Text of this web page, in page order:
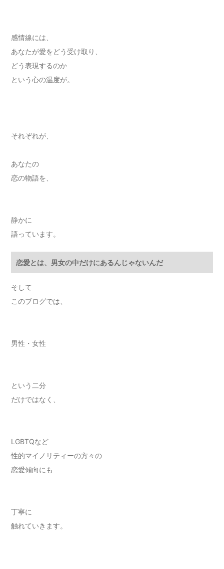
感情線には、
あなたが愛をどう受け取り、
どう表現するのか
という心の温度が。
それぞれが、
あなたの
恋の物語を、
静かに
語っています。
恋愛とは、男女の中だけにあるんじゃないんだ
そして
このブログでは、
男性・女性
という二分
だけではなく、
LGBTQなど
性的マイノリティーの方々の
恋愛傾向にも
丁寧に
触れていきます。